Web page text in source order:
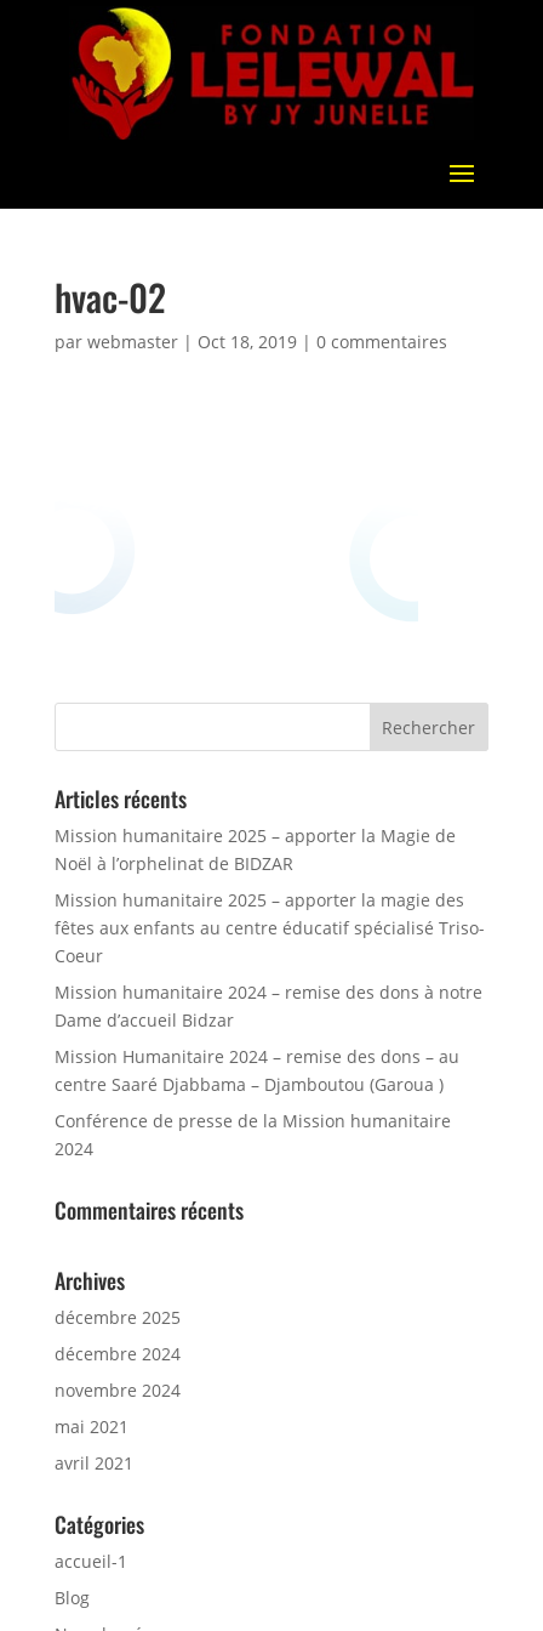
hvac-02
par webmaster| Oct 18, 2019| 0 commentaires
Articles récents
Mission humanitaire 2025 – apporter la Magie de
Noël à l’orphelinat de BIDZAR
Mission humanitaire 2025 – apporter la magie des
fêtes aux enfants au centre éducatif spécialisé Triso-
Coeur
Mission humanitaire 2024 – remise des dons à notre
Dame d’accueil Bidzar
Mission Humanitaire 2024 – remise des dons – au
centre Saaré Djabbama – Djamboutou (Garoua )
Conférence de presse de la Mission humanitaire
2024
Commentaires récents
Archives
décembre 2025
décembre 2024
novembre 2024
mai 2021
avril 2021
Catégories
accueil-1
Blog